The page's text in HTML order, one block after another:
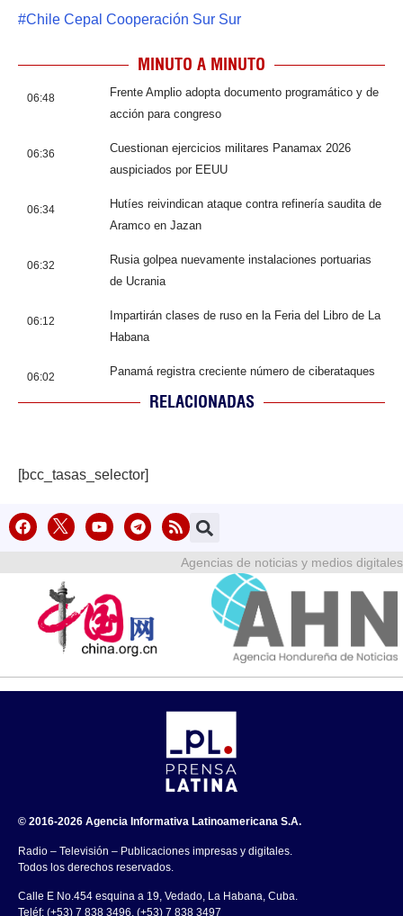
#Chile Cepal Cooperación Sur Sur
MINUTO A MINUTO
06:48
Frente Amplio adopta documento programático y de
acción para congreso
06:36
Cuestionan ejercicios militares Panamax 2026
auspiciados por EEUU
06:34
Hutíes reivindican ataque contra refinería saudita de
Aramco en Jazan
06:32
Rusia golpea nuevamente instalaciones portuarias
de Ucrania
06:12
Impartirán clases de ruso en la Feria del Libro de La
Habana
06:02 Panamá registra creciente número de ciberataques
RELACIONADAS
[bcc_tasas_selector]
Agencias de noticias y medios digitales
© 2016-2026 Agencia Informativa Latinoamericana S.A.
Radio – Televisión – Publicaciones impresas y digitales.
Todos los derechos reservados.
Calle E No.454 esquina a 19, Vedado, La Habana, Cuba.
Teléf: (+53) 7 838 3496, (+53) 7 838 3497